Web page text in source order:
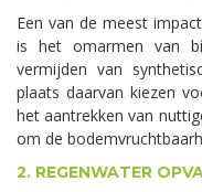
Een van de meest
is het omarmen van
vermijden van
plaats daarvan kiezen
het aantrekken van
om de
2. REGENWATER